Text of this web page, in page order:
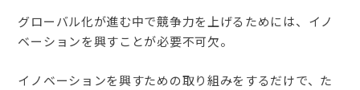
グローバル化が進む中で競争力を上げるためには、イノ
ベーションを興すことが必要不可欠。
イノベーションを興すための取り組みをするだけで、た